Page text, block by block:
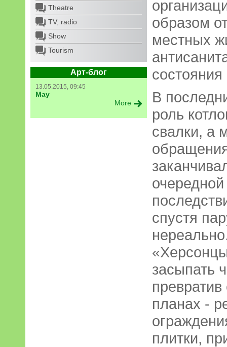
Theatre
TV, radio
Show
Tourism
Арт-блог
13.05.2015, 09:45
May
More
образом
местных
В
роль
свалки, а
спустя
засыпать
планах -
плитки,